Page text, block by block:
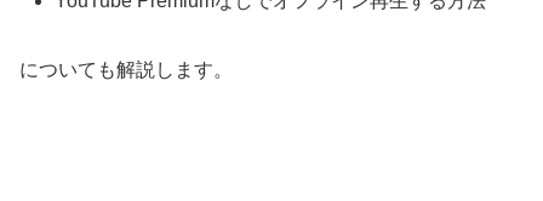
についても解説します。